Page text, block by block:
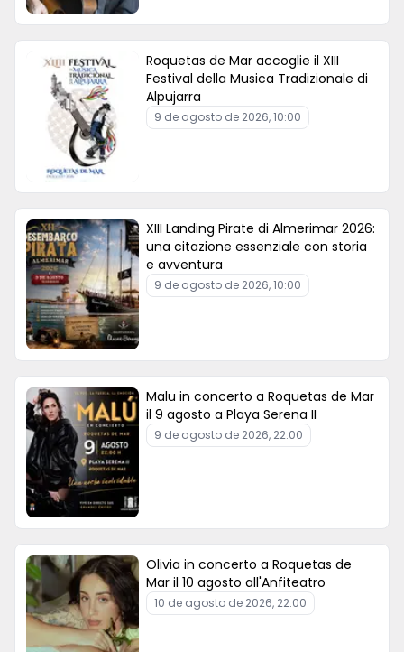
Posizione:Spiaggia di Serena II, Roquetas de Mar
Roquetas de Mar accoglie il XIII
Festival della Musica Tradizionale di
Alpujarra
9 de agosto de 2026, 10:00
XIII Landing Pirate di Almerimar 2026:
una citazione essenziale con storia
e avventura
9 de agosto de 2026, 10:00
Malu in concerto a Roquetas de Mar
il 9 agosto a Playa Serena II
9 de agosto de 2026, 22:00
Olivia in concerto a Roquetas de
Mar il 10 agosto all'Anfiteatro
10 de agosto de 2026, 22:00